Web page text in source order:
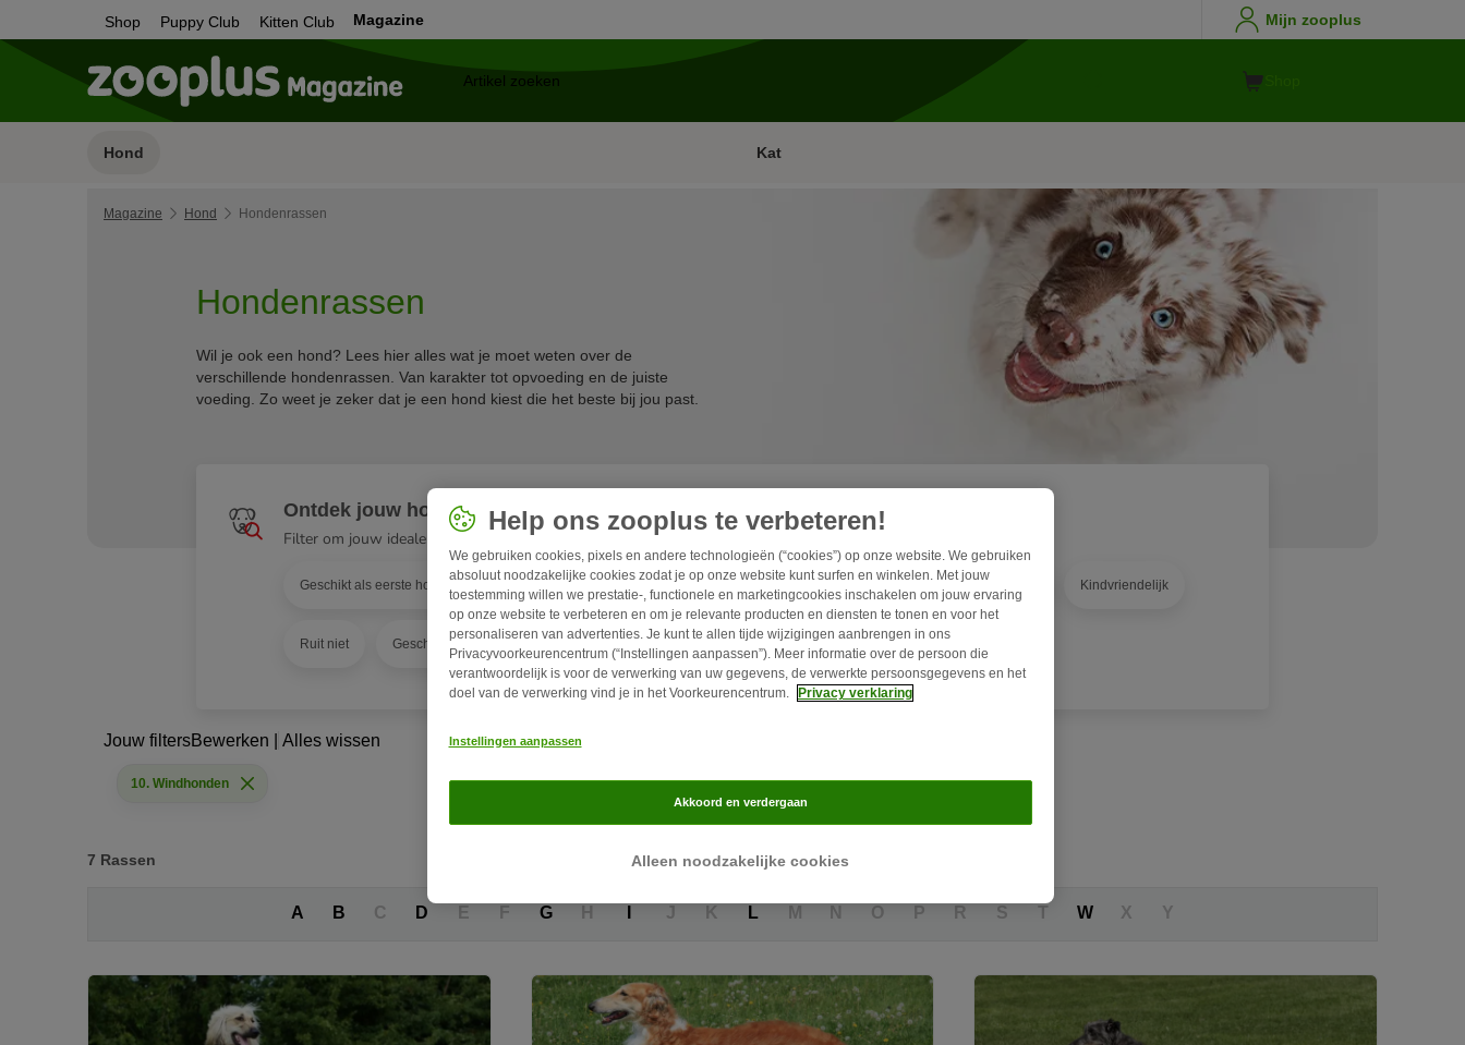
Shop Puppy Club Kitten Club Magazine Mijn zooplus
Hond Kat
Magazine Hond Hondenrassen
Hondenrassen
Wil je ook een hond? Lees hier alles wat je moet weten over de
verschillende hondenrassen. Van karakter tot opvoeding en de juiste
voeding. Zo weet je zeker dat je een hond kiest die het beste bij jou past.
Ontdek jouw hond
Filter om jouw ideale match te vinden.
Geschikt als eerste hond Makkelijk te trainen Kan alleen worden gelaten Geschikt voor een appartement Kindvriendelijk
Ruit niet Geschikt als gezinshond Zie alle filters
Jouw filtersBewerken Alles wissen
10. Windhonden
7 Rassen
A B C D E F G H J K L M N O P R S T W X Y
Help ons zooplus te verbeteren!
We gebruiken cookies, pixels en andere technologieën (“cookies”) op onze website. We gebruiken
absoluut noodzakelijke cookies zodat je op onze website kunt surfen en winkelen. Met jouw
toestemming willen we prestatie-, functionele en marketingcookies inschakelen om jouw ervaring
op onze website te verbeteren en om je relevante producten en diensten te tonen en voor het
personaliseren van advertenties. Je kunt te allen tijde wijzigingen aanbrengen in ons
Privacyvoorkeurencentrum (“Instellingen aanpassen”). Meer informatie over de persoon die
verantwoordelijk is voor de verwerking van uw gegevens, de verwerkte persoonsgegevens en het
doel van de verwerking vind je in het Voorkeurencentrum.
Privacy verklaring
Instellingen aanpassen
Alleen noodzakelijke cookies
Akkoord en verdergaan